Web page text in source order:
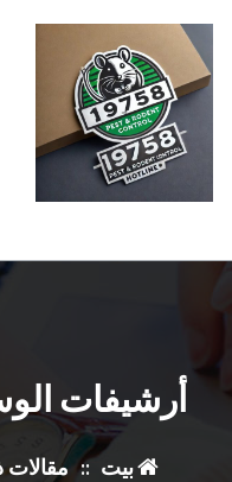
أرشيفات
بيت :: مقالات